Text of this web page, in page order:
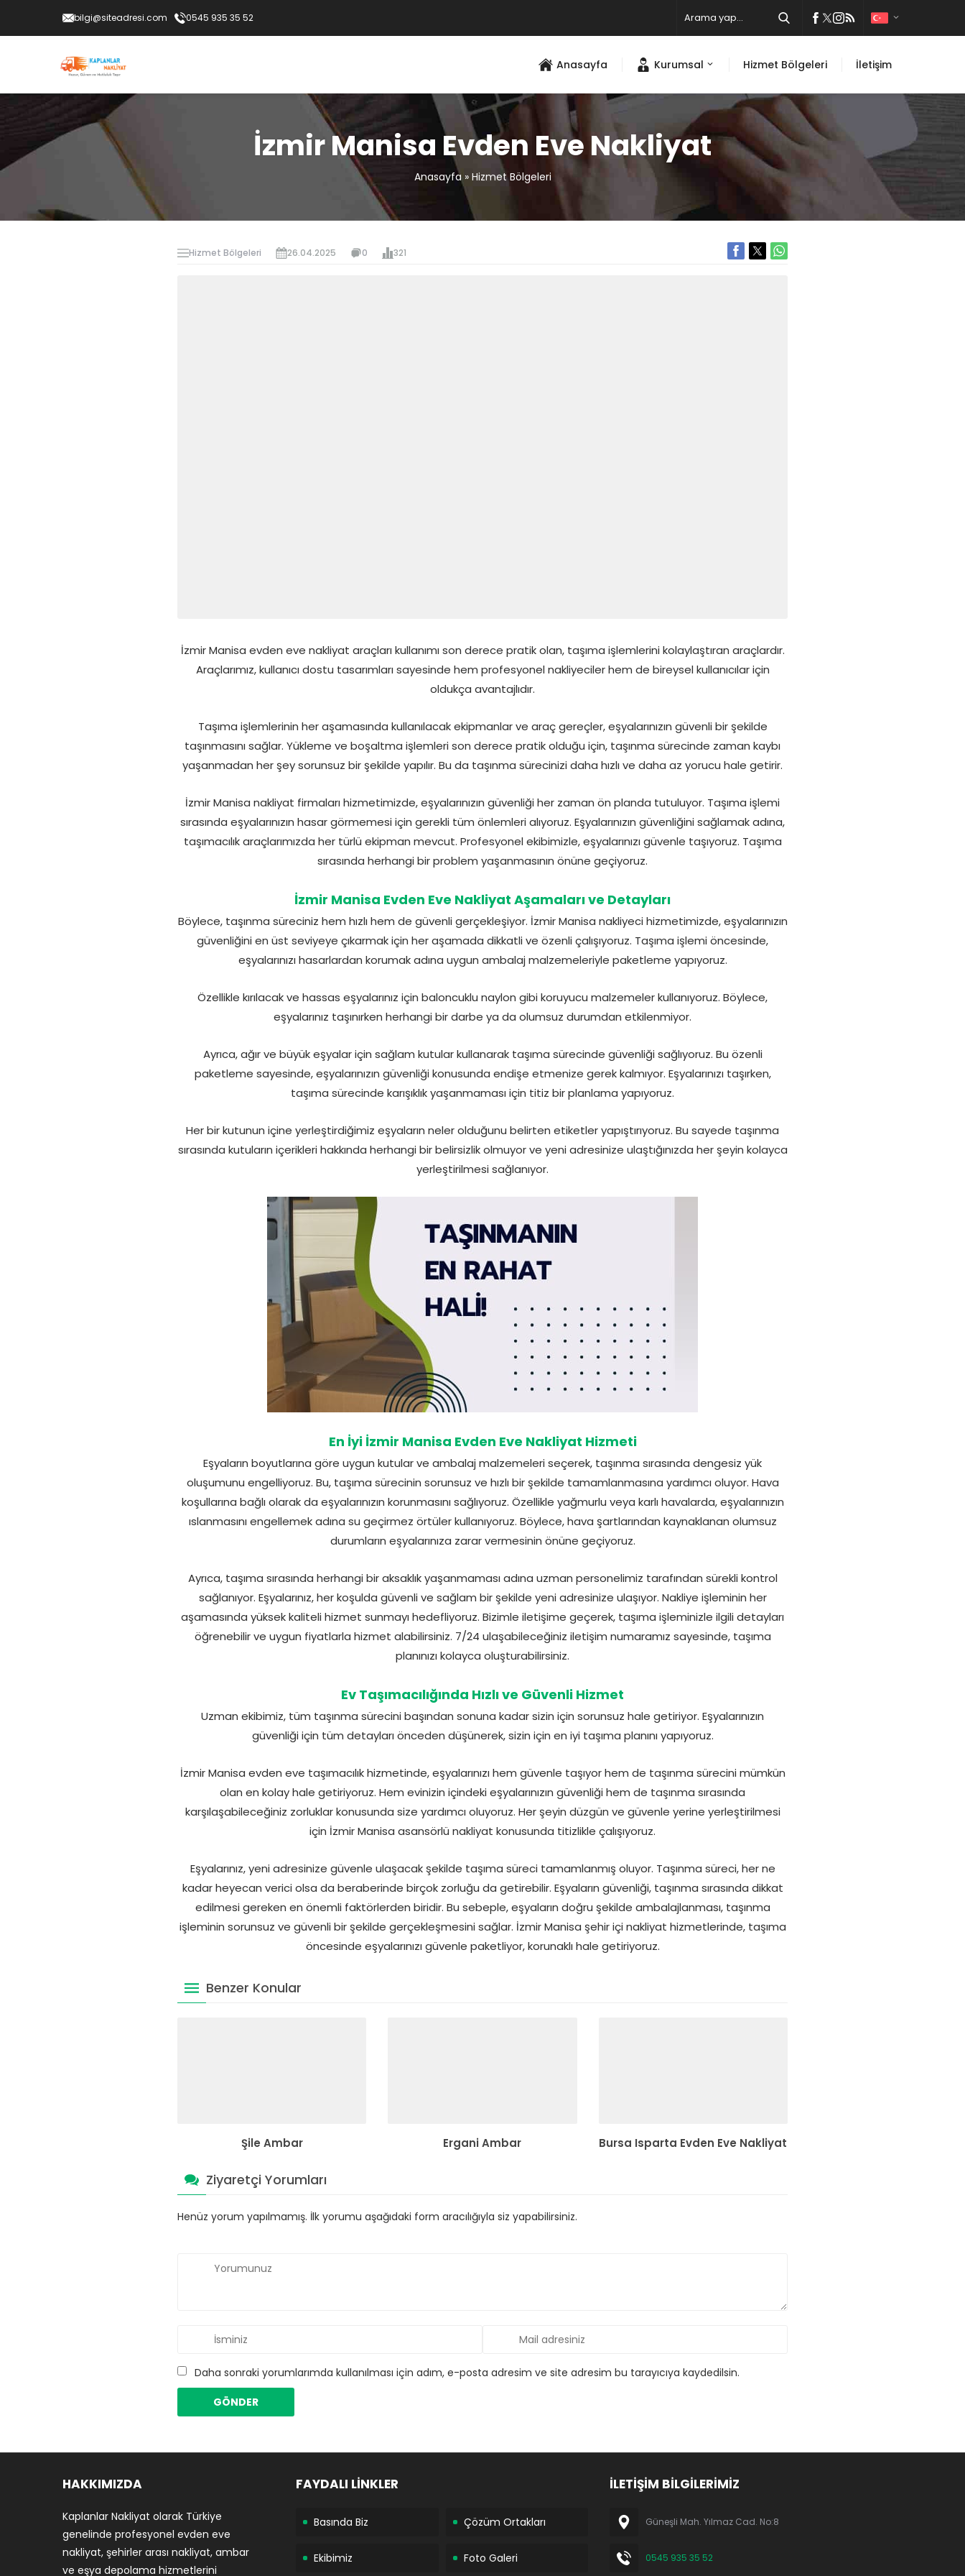
bilgi@siteadresi.com 0545 935 35 52
Anasayfa Kurumsal Hizmet Bölgeleri İletişim
İzmir Manisa Evden Eve Nakliyat
Anasayfa» Hizmet Bölgeleri
Hizmet Bölgeleri 26.04.2025 0 321
İzmir Manisa evden eve nakliyat araçları kullanımı son derece pratik olan, taşıma işlemlerini kolaylaştıran araçlardır.
Araçlarımız, kullanıcı dostu tasarımları sayesinde hem profesyonel nakliyeciler hem de bireysel kullanıcılar için
oldukça avantajlıdır.
Taşıma işlemlerinin her aşamasında kullanılacak ekipmanlar ve araç gereçler, eşyalarınızın güvenli bir şekilde
taşınmasını sağlar. Yükleme ve boşaltma işlemleri son derece pratik olduğu için, taşınma sürecinde zaman kaybı
yaşanmadan her şey sorunsuz bir şekilde yapılır. Bu da taşınma sürecinizi daha hızlı ve daha az yorucu hale getirir.
İzmir Manisa nakliyat firmaları hizmetimizde, eşyalarınızın güvenliği her zaman ön planda tutuluyor. Taşıma işlemi
sırasında eşyalarınızın hasar görmemesi için gerekli tüm önlemleri alıyoruz. Eşyalarınızın güvenliğini sağlamak adına,
taşımacılık araçlarımızda her türlü ekipman mevcut. Profesyonel ekibimizle, eşyalarınızı güvenle taşıyoruz. Taşıma
sırasında herhangi bir problem yaşanmasının önüne geçiyoruz.
İzmir Manisa Evden Eve Nakliyat Aşamaları ve Detayları
Böylece, taşınma süreciniz hem hızlı hem de güvenli gerçekleşiyor. İzmir Manisa nakliyeci hizmetimizde, eşyalarınızın
güvenliğini en üst seviyeye çıkarmak için her aşamada dikkatli ve özenli çalışıyoruz. Taşıma işlemi öncesinde,
eşyalarınızı hasarlardan korumak adına uygun ambalaj malzemeleriyle paketleme yapıyoruz.
Özellikle kırılacak ve hassas eşyalarınız için baloncuklu naylon gibi koruyucu malzemeler kullanıyoruz. Böylece,
eşyalarınız taşınırken herhangi bir darbe ya da olumsuz durumdan etkilenmiyor.
Ayrıca, ağır ve büyük eşyalar için sağlam kutular kullanarak taşıma sürecinde güvenliği sağlıyoruz. Bu özenli
paketleme sayesinde, eşyalarınızın güvenliği konusunda endişe etmenize gerek kalmıyor. Eşyalarınızı taşırken,
taşıma sürecinde karışıklık yaşanmaması için titiz bir planlama yapıyoruz.
Her bir kutunun içine yerleştirdiğimiz eşyaların neler olduğunu belirten etiketler yapıştırıyoruz. Bu sayede taşınma
sırasında kutuların içerikleri hakkında herhangi bir belirsizlik olmuyor ve yeni adresinize ulaştığınızda her şeyin kolayca
yerleştirilmesi sağlanıyor.
En İyi İzmir Manisa Evden Eve Nakliyat Hizmeti
Eşyaların boyutlarına göre uygun kutular ve ambalaj malzemeleri seçerek, taşınma sırasında dengesiz yük
oluşumunu engelliyoruz. Bu, taşıma sürecinin sorunsuz ve hızlı bir şekilde tamamlanmasına yardımcı oluyor. Hava
koşullarına bağlı olarak da eşyalarınızın korunmasını sağlıyoruz. Özellikle yağmurlu veya karlı havalarda, eşyalarınızın
ıslanmasını engellemek adına su geçirmez örtüler kullanıyoruz. Böylece, hava şartlarından kaynaklanan olumsuz
durumların eşyalarınıza zarar vermesinin önüne geçiyoruz.
Ayrıca, taşıma sırasında herhangi bir aksaklık yaşanmaması adına uzman personelimiz tarafından sürekli kontrol
sağlanıyor. Eşyalarınız, her koşulda güvenli ve sağlam bir şekilde yeni adresinize ulaşıyor. Nakliye işleminin her
aşamasında yüksek kaliteli hizmet sunmayı hedefliyoruz. Bizimle iletişime geçerek, taşıma işleminizle ilgili detayları
öğrenebilir ve uygun fiyatlarla hizmet alabilirsiniz. 7/24 ulaşabileceğiniz iletişim numaramız sayesinde, taşıma
planınızı kolayca oluşturabilirsiniz.
Ev Taşımacılığında Hızlı ve Güvenli Hizmet
Uzman ekibimiz, tüm taşınma sürecini başından sonuna kadar sizin için sorunsuz hale getiriyor. Eşyalarınızın
güvenliği için tüm detayları önceden düşünerek, sizin için en iyi taşıma planını yapıyoruz.
İzmir Manisa evden eve taşımacılık hizmetinde, eşyalarınızı hem güvenle taşıyor hem de taşınma sürecini mümkün
olan en kolay hale getiriyoruz. Hem evinizin içindeki eşyalarınızın güvenliği hem de taşınma sırasında
karşılaşabileceğiniz zorluklar konusunda size yardımcı oluyoruz. Her şeyin düzgün ve güvenle yerine yerleştirilmesi
için İzmir Manisa asansörlü nakliyat konusunda titizlikle çalışıyoruz.
Eşyalarınız, yeni adresinize güvenle ulaşacak şekilde taşıma süreci tamamlanmış oluyor. Taşınma süreci, her ne
kadar heyecan verici olsa da beraberinde birçok zorluğu da getirebilir. Eşyaların güvenliği, taşınma sırasında dikkat
edilmesi gereken en önemli faktörlerden biridir. Bu sebeple, eşyaların doğru şekilde ambalajlanması, taşınma
işleminin sorunsuz ve güvenli bir şekilde gerçekleşmesini sağlar. İzmir Manisa şehir içi nakliyat hizmetlerinde, taşıma
öncesinde eşyalarınızı güvenle paketliyor, korunaklı hale getiriyoruz.
Benzer Konular
Şile Ambar Ergani Ambar Bursa Isparta Evden Eve Nakliyat
Ziyaretçi Yorumları
Henüz yorum yapılmamış. İlk yorumu aşağıdaki form aracılığıyla siz yapabilirsiniz.
Daha sonraki yorumlarımda kullanılması için adım, e-posta adresim ve site adresim bu tarayıcıya kaydedilsin.
HAKKIMIZDA
Kaplanlar Nakliyat olarak Türkiye
genelinde profesyonel evden eve
nakliyat, şehirler arası nakliyat, ambar
ve eşya depolama hizmetlerini
FAYDALI LİNKLER
Basında Biz Çözüm Ortakları
Ekibimiz Foto Galeri
İLETİŞİM BİLGİLERİMİZ
Güneşli Mah. Yılmaz Cad. No:8
0545 935 35 52